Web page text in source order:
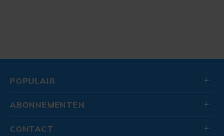
POPULAIR
ABONNEMENTEN
CONTACT